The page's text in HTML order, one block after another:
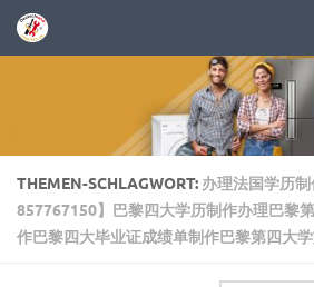
Zum Inhalt springen
THEMEN-SCHLAGWORT: 办理法国学历
857767150】巴黎四大学历制作办理巴黎
作巴黎四大毕业证成绩单制作巴黎第四大